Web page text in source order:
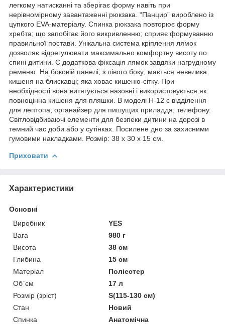
легкому натисканні та зберігає форму навіть при
нерівномірному завантаженні рюкзака. “Панцир” вироблено із
цупкого EVA-матеріалу. Спинка рюкзака повторює форму
хребта; що запобігає його викривленню; сприяє формуванню
правильної постави. Унікальна система кріплення лямок
дозволяє відрегулювати максимально комфортну висоту по
спині дитини. Є додаткова фiксацiя лямок завдяки нагрудному
ременю. На боковій панелі; з лівого боку; мається невелика
кишеня на блискавці; яка ховає кишеню-сітку. При
необхідності вона витягується назовні і використовується як
повноцінна кишеня для пляшки. В моделі H-12 є відділення
для лептопа; органайзер для пишущих приладдя; телефону.
Світловідбиваючі елементи для безпеки дитини на дорозі в
темний час доби або у сутінках. Посилене дно за захисними
гумовими накладками. Розмір: 38 x 30 x 15 см.
Приховати
Характеристики
Основні
Виробник
YES
Вага
980 г
Висота
38 см
Глибина
15 см
Матеріал
Поліестер
Об`єм
17 л
Розмір (зріст)
S(115-130 см)
Стан
Новий
Спинка
Анатомічна